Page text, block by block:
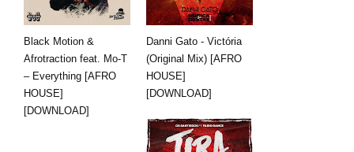
Black Motion &
Afrotraction feat. Mo-T
– Everything [AFRO
HOUSE]
[DOWNLOAD]
Danni Gato - Victória
(Original Mix) [AFRO
HOUSE]
[DOWNLOAD]